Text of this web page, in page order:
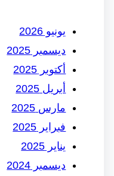
يونيو 2026
ديسمبر 2025
أكتوبر 2025
أبريل 2025
مارس 2025
فبراير 2025
يناير 2025
ديسمبر 2024